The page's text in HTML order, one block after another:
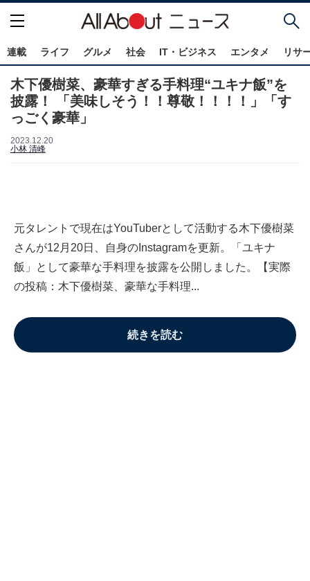
連載 ライフ グルメ 社会 IT・ビジネス エンタメ リサ
木下優樹菜、豪華すぎる手料理“ユキナ飯”を
披露！ 「美味しそう！！尊敬！！！！」「す
っごく豪華」
2023.12.20
小林 清峰
元タレントで現在はYouTuberとして活動する木下優樹菜
さんが12月20日、自身のInstagramを更新。「ユキナ
飯」として豪華な手料理を披露を公開しました。【実際
の投稿：木下優樹菜、豪華な手料理...
続きを読む